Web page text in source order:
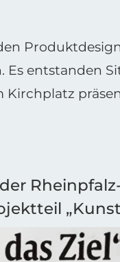
Es entstanden
Kirchplatz